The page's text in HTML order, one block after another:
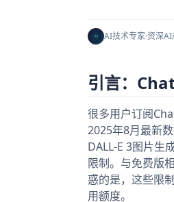
AI技术专家·资深AI
引言：
很多用户订阅
2025年8月最新
DALL-E 3图片生
限制。与免费版
惑的是，这些限
用额度。